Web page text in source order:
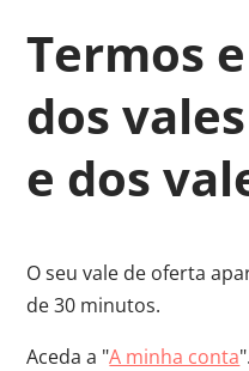
Termos
dos
e dos
O seu vale de oferta
de 30 minutos.
Aceda a "A minha conta".